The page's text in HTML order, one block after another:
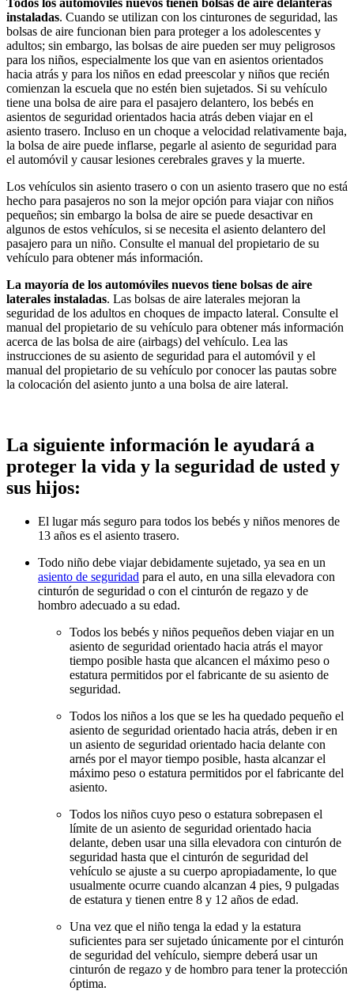
instaladas. Cuando se utilizan con los cinturones de seguridad, las
bolsas de aire funcionan bien para proteger a los adolescentes y
adultos; sin embargo, las bolsas de aire pueden ser muy peligrosos
para los niños, especialmente los que van en asientos orientados
hacia atrás y para los niños en edad preescolar y niños que recién
comienzan la escuela que no estén bien sujetados. Si su vehículo
tiene una bolsa de aire para el pasajero delantero, los bebés en
asientos de seguridad orientados hacia atrás deben viajar en el
asiento trasero. Incluso en un choque a velocidad relativamente baja,
la bolsa de aire puede inflarse, pegarle al asiento de seguridad para
el automóvil y causar lesiones cerebrales graves y la muerte.
Los vehículos sin asiento trasero o con un asiento trasero que no está
hecho para pasajeros no son la mejor opción para viajar con niños
pequeños; sin embargo la bolsa de aire se puede desactivar en
algunos de estos vehículos, si se necesita el asiento delantero del
pasajero para un niño. Consulte el manual del propietario de su
vehículo para obtener más información.
La mayoría de los automóviles nuevos tiene bolsas de aire
laterales instaladas. Las bolsas de aire laterales mejoran la
seguridad de los adultos en choques de impacto lateral. Consulte el
manual del propietario de su vehículo para obtener más información
acerca de las bolsa de aire (airbags) del vehículo. Lea las
instrucciones de su asiento de seguridad para el automóvil y el
manual del propietario de su vehículo por conocer las pautas sobre
la colocación del asiento junto a una bolsa de aire lateral.
La siguiente información le ayudará a
proteger la vida y la seguridad de usted y
sus hijos:
El lugar más seguro para todos los bebés y niños menores de
13 años es el asiento trasero.
Todo niño debe viajar debidamente sujetado, ya sea en un
asiento de seguridad para el auto, en una silla elevadora con
cinturón de seguridad o con el cinturón de regazo y de
hombro adecuado a su edad.
Todos los bebés y niños pequeños deben viajar en un
asiento de seguridad orientado hacia atrás el mayor
tiempo posible hasta que alcancen el máximo peso o
estatura permitidos por el fabricante de su asiento de
seguridad.
Todos los niños a los que se les ha quedado pequeño el
asiento de seguridad orientado hacia atrás, deben ir en
un asiento de seguridad orientado hacia delante con
arnés por el mayor tiempo posible, hasta alcanzar el
máximo peso o estatura permitidos por el fabricante del
asiento.
Todos los niños cuyo peso o estatura sobrepasen el
límite de un asiento de seguridad orientado hacia
delante, deben usar una silla elevadora con cinturón de
seguridad hasta que el cinturón de seguridad del
vehículo se ajuste a su cuerpo apropiadamente, lo que
usualmente ocurre cuando alcanzan 4 pies, 9 pulgadas
de estatura y tienen entre 8 y 12 años de edad.
Una vez que el niño tenga la edad y la estatura
suficientes para ser sujetado únicamente por el cinturón
de seguridad del vehículo, siempre deberá usar un
cinturón de regazo y de hombro para tener la protección
óptima.